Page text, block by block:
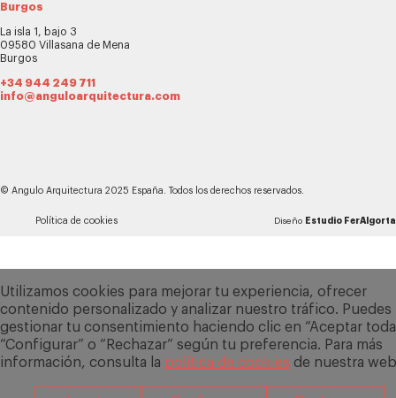
Burgos
La isla 1, bajo 3
09580 Villasana de Mena
Burgos
+34 944 249 711
info@anguloarquitectura.com
© Angulo Arquitectura 2025 España. Todos los derechos reservados.
Política de cookies Diseño Estudio FerAlgorta